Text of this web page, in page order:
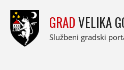
GRADVELIKA
Službeni gradski